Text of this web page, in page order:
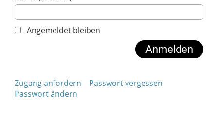
Angemeldet bleiben
Zugang anfordern
Passwort vergessen
Passwort ändern